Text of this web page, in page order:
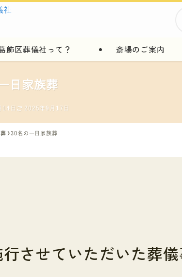
飾区葬儀社って？ 斎場のご案内
日家族葬
14日 2025年9月17日
30名の一日家族葬
させていただいた葬儀